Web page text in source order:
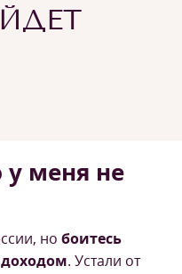
у меня не
но боитесь
. Устали от